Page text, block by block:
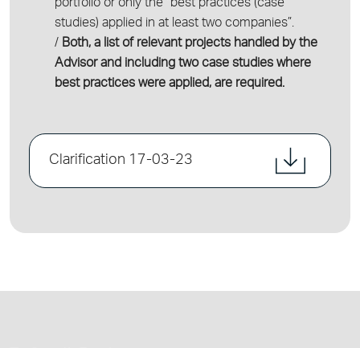
portfolio or only the “best practices (case
studies) applied in at least two companies”.
/ Both, a list of relevant projects handled by the
Advisor and including two case studies where
best practices were applied, are required.
Clarification 17-03-23